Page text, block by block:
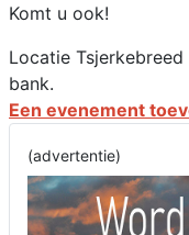
Komt u ook!
Locatie
bank.
Een evenement
(advertentie)